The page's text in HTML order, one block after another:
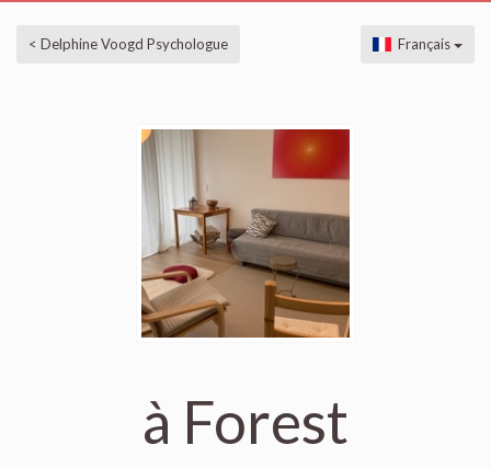
< Delphine Voogd Psychologue Français
à Forest